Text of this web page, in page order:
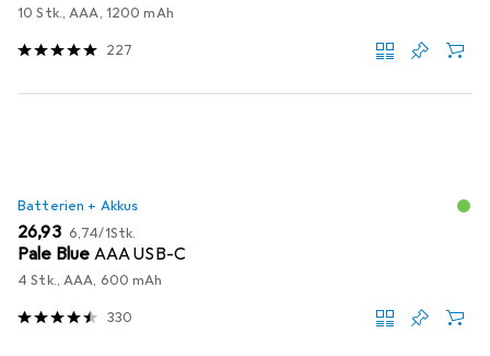
10 Stk., AAA, 1200 mAh
227
Batterien + Akkus
EUR
26,93 EUR
6,74/1Stk.
Pale Blue AAA USB-C
4 Stk., AAA, 600 mAh
330